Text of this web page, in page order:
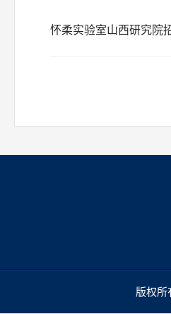
怀柔实验室山西研究院
版权